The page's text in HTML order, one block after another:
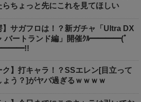
らちょっと先にこれを見てほしい
】サガフロは！？新ガチャ「Ultra DX
バートランド編」開催ｸﾙ━━━━(ﾟ
ク】打キャラ！？SSエレン[目立って
ょう？]がヤバ過ぎるｗｗｗｗ